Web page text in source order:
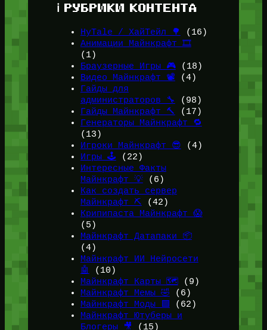
ℹ️ РУБРИКИ КОНТЕНТА
HyTale / ХайТейл 🌳
(16)
Анимации Майнкрафт 🎞️
(1)
Браузерные Игры 🎮(18)
Видео Майнкрафт 📽️ (4)
Гайды для
администраторов 🔧
(98)
Гайды Майнкрафт 🔨
(17)
Генераторы Майнкрафт 🔁
(13)
Игроки Майнкрафт 😎 (4)
Игры 🕹️ (22)
Интересные Факты
Майнкрафт 💡(6)
Как создать сервер
Майнкрафт ⛏️ (42)
Крипипаста Майнкрафт 😱
(5)
Майнкрафт Датапаки 📦
(4)
Майнкрафт ИИ Нейросети
🤖
(10)
Майнкрафт Карты 🗺️ (9)
Майнкрафт Мемы 🤣 (6)
Майнкрафт Моды 🟩
(62)
Майнкрафт Ютуберы и
Блогеры 🎥
(15)